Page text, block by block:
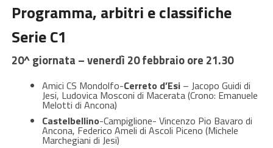
Programma, arbitri e classifiche
Serie C1
20^ giornata – venerdì 20 febbraio ore 21.30
Amici CS Mondolfo-Cerreto d’Esi– Jacopo Guidi di
Jesi, Ludovica Mosconi di Macerata (Crono: Emanuele
Melotti di Ancona)
Castelbellino-Campiglione- Vincenzo Pio Bavaro di
Ancona, Federico Ameli di Ascoli Piceno (Michele
Marchegiani di Jesi)